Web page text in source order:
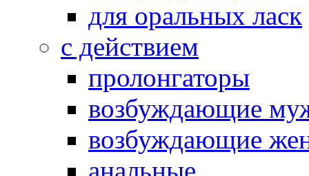
для оральных ласк
с действием
пролонгаторы
возбуждающие
возбуждающие